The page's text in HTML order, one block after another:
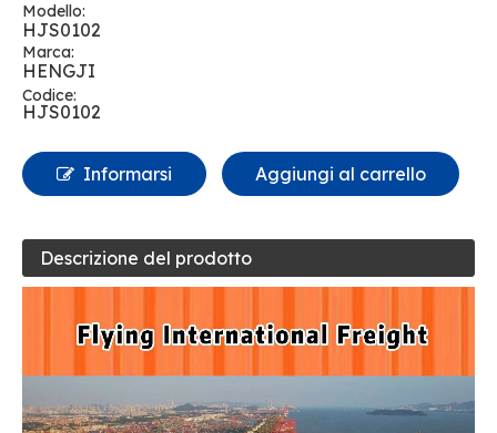
Modello:
HJS0102
Marca:
HENGJI
Codice:
HJS0102
Informarsi Aggiungi al carrello
Descrizione del prodotto